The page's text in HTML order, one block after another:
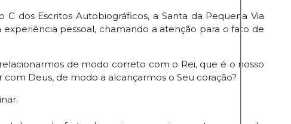
C dos Escritos Autobiográficos, a Santa da Pequena Via
pessoal, chamando a atenção para o fato de
de modo correto com o Rei, que é o nosso
Deus, de modo a alcançarmos o Seu coração?